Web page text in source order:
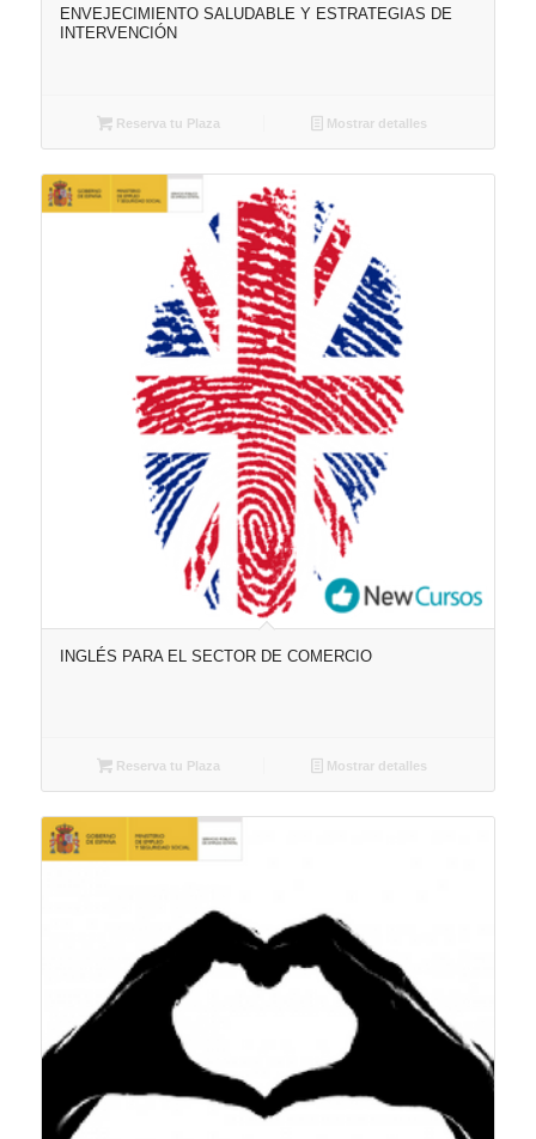
ENVEJECIMIENTO SALUDABLE Y ESTRATEGIAS DE
INTERVENCIÓN
Reserva tu Plaza Mostrar detalles
INGLÉS PARA EL SECTOR DE COMERCIO
Reserva tu Plaza Mostrar detalles